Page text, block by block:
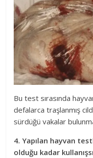
Bu test sırasında
defalarca traşlanmış
sürdüğü vakalar
4. Yapılan hayvan
olduğu kadar